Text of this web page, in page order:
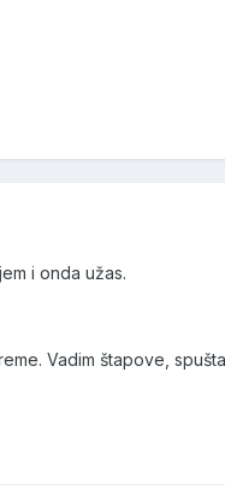
i onda užas.
Vadim štapove,